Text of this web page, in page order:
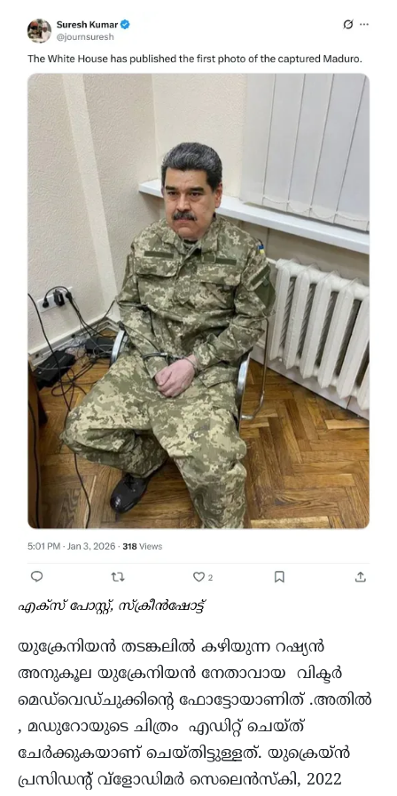
എക്സ് പോസ്റ്റ്, സ്ക്രീൻഷോട്ട്
യുക്രേനിയൻ തടങ്കലിൽ കഴിയുന്ന റഷ്യൻ
അനുകൂല യുക്രേനിയൻ നേതാവായ വിക്ടർ
മെഡ്‌വെഡ്‌ചുക്കിന്റെ ഫോട്ടോയാണിത് .അതിൽ
, മഡുറോയുടെ ചിത്രം എഡിറ്റ് ചെയ്ത്
ചേർക്കുകയാണ് ചെയ്തിട്ടുള്ളത്. യുക്രെയ്ൻ
പ്രസിഡന്റ് വ്ളോഡിമർ സെലെൻസ്‌കി, 2022